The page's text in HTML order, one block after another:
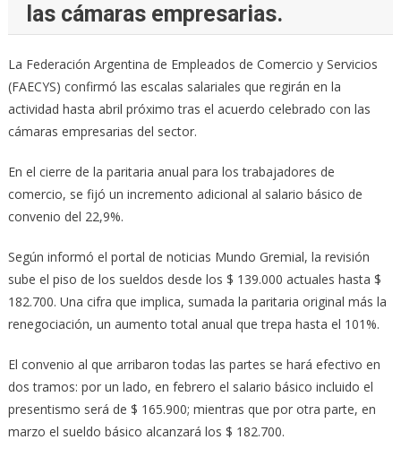
las cámaras empresarias.
La Federación Argentina de Empleados de Comercio y Servicios
(FAECYS) confirmó las escalas salariales que regirán en la
actividad hasta abril próximo tras el acuerdo celebrado con las
cámaras empresarias del sector.
En el cierre de la paritaria anual para los trabajadores de
comercio, se fijó un incremento adicional al salario básico de
convenio del 22,9%.
Según informó el portal de noticias Mundo Gremial, la revisión
sube el piso de los sueldos desde los $ 139.000 actuales hasta $
182.700. Una cifra que implica, sumada la paritaria original más la
renegociación, un aumento total anual que trepa hasta el 101%.
El convenio al que arribaron todas las partes se hará efectivo en
dos tramos: por un lado, en febrero el salario básico incluido el
presentismo será de $ 165.900; mientras que por otra parte, en
marzo el sueldo básico alcanzará los $ 182.700.